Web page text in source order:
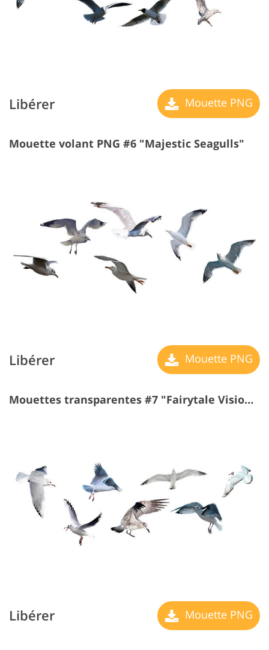
Libérer Mouette PNG
Mouette volant PNG #6 "Majestic Seagulls"
Libérer Mouette PNG
Mouettes transparentes #7 "Fairytale Visions"
Libérer Mouette PNG